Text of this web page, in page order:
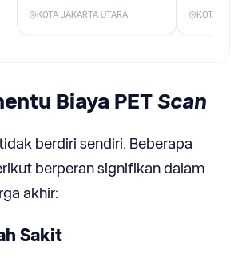
KOTA JAKARTA UTARA KOTA
Biaya PETScan
berdiri sendiri. Beberapa
berperan signifikan dalam
akhir:
Sakit